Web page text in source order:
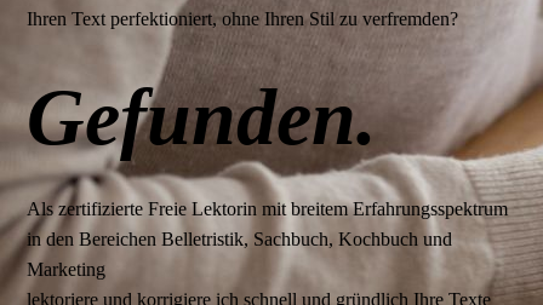
Ihren Text perfektioniert, ohne Ihren Stil zu verfremden?
Gefunden.
Als zertifizierte Freie Lektorin mit breitem Erfahrungsspektrum
in den Bereichen Belletristik, Sachbuch, Kochbuch und
Marketing
lektoriere und korrigiere ich schnell und gründlich Ihre Texte